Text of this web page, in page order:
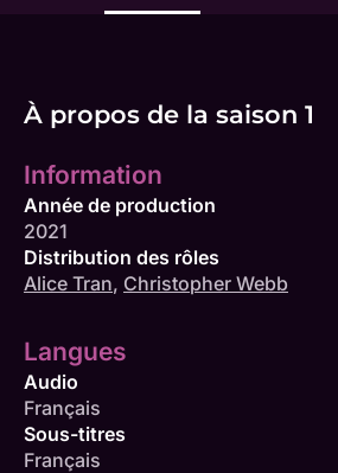
À propos de la saison 1
Information
Année de production
2021
Distribution des rôles
Alice Tran, Christopher Webb
Langues
Audio
Français
Sous-titres
Français